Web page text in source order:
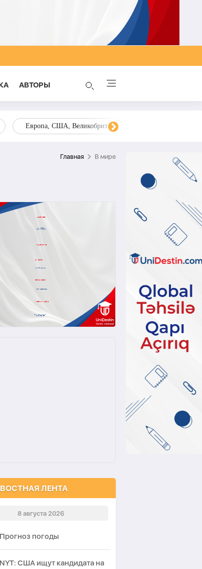
AВТОРЫ
Европа, США, Великобритания, Украина, Запад,
Главная В мире
ЛЕНТА
8 августа 2026
Прогноз погоды
NYT: США ищут кандидата на